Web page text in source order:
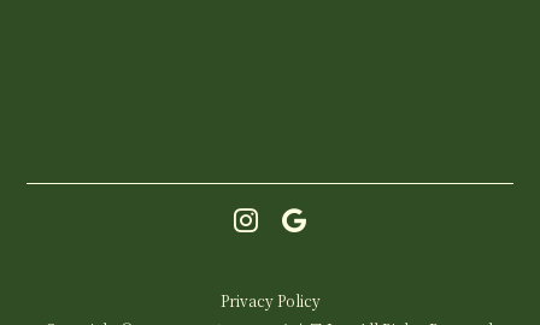
Privacy Policy